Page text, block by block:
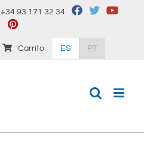
+34 93 171 32 34
Carrito ES PT